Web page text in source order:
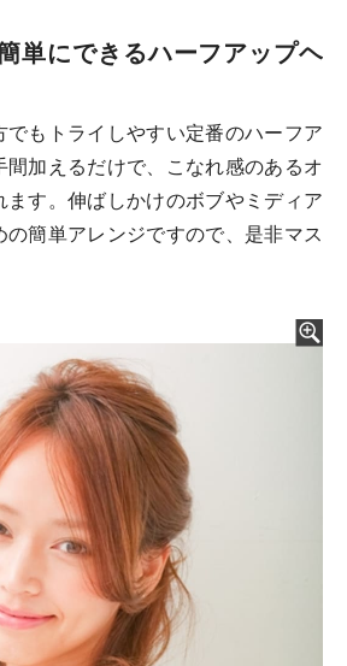
単にできるハーフアップヘ
でもトライしやすい定番のハーフア
間加えるだけで、こなれ感のあるオ
ます。伸ばしかけのボブやミディア
の簡単アレンジですので、是非マス